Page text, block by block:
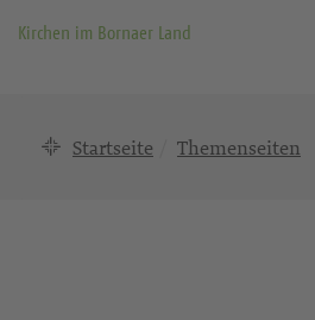
Kirchen im Bornaer Land
Startseite Themenseiten